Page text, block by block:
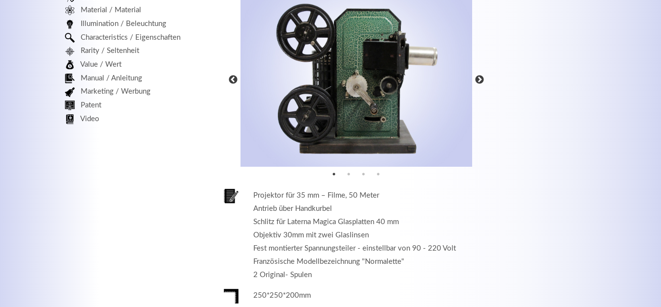
Projektor für 35 mm – Filme, 50 Meter
Antrieb über Handkurbel
Schlitz für Laterna Magica Glasplatten 40 mm
Objektiv 30mm mit zwei Glaslinsen
Fest montierter Spannungsteiler - einstellbar von 90 - 220 Volt
Französische Modellbezeichnung "Normalette"
2 Original- Spulen
250*250*200mm
Material / Material
Illumination / Beleuchtung
Characteristics / Eigenschaften
Rarity / Seltenheit
Value / Wert
Manual / Anleitung
Marketing / Werbung
Patent
Video
MEHR INFOS MEHR INFOS
Kontaktdaten Registrieren